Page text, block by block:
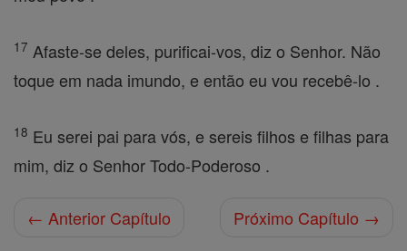
17 Afaste-se deles, purificai-vos, diz o Senhor. Não
toque em nada imundo, e então eu vou recebê-lo .
18 Eu serei pai para vós, e sereis filhos e filhas para
mim, diz o Senhor Todo-Poderoso .
← Anterior Capítulo
Próximo Capítulo →